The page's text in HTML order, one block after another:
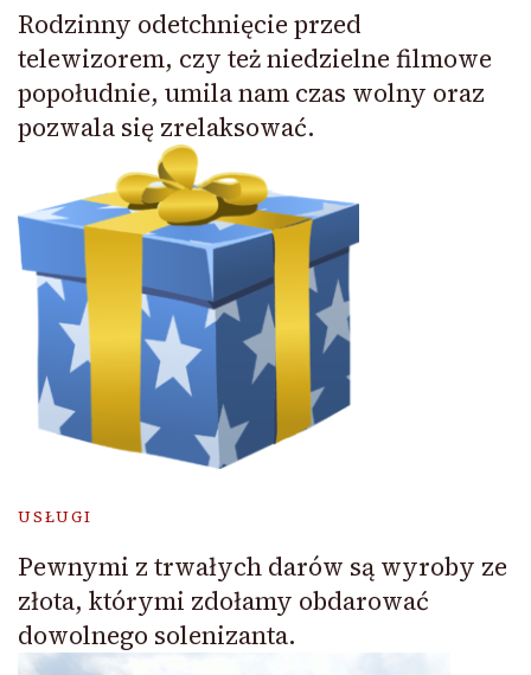
Rodzinny odetchnięcie przed
telewizorem, czy też niedzielne filmowe
popołudnie, umila nam czas wolny oraz
pozwala się zrelaksować.
USŁUGI
Pewnymi z trwałych darów są wyroby ze
złota, którymi zdołamy obdarować
dowolnego solenizanta.